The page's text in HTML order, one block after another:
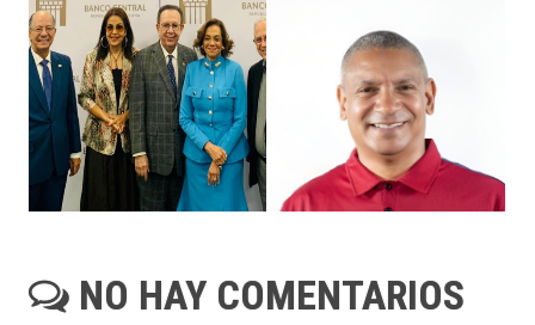
NO HAY COMENTARIOS